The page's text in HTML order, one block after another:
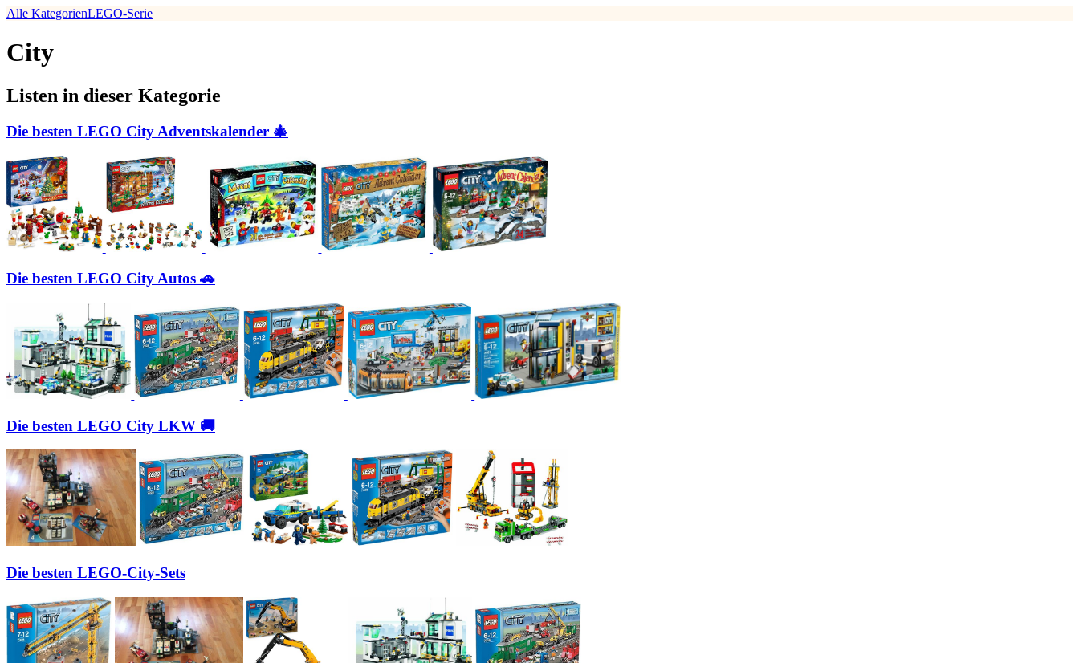
Alle KategorienLEGO-Serie
City
Listen in dieser Kategorie
Die besten LEGO City Adventskalender 🎄
Die besten LEGO City Autos 🚗
Die besten LEGO City LKW 🚚
Die besten LEGO-City-Sets